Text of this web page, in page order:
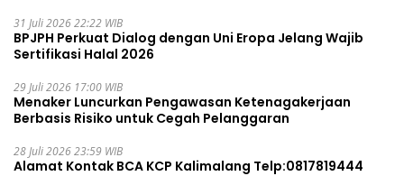
31 Juli 2026 22:22 WIB
BPJPH Perkuat Dialog dengan Uni Eropa Jelang Wajib
Sertifikasi Halal 2026
29 Juli 2026 17:00 WIB
Menaker Luncurkan Pengawasan Ketenagakerjaan
Berbasis Risiko untuk Cegah Pelanggaran
28 Juli 2026 23:59 WIB
Alamat Kontak BCA KCP Kalimalang Telp:0817819444